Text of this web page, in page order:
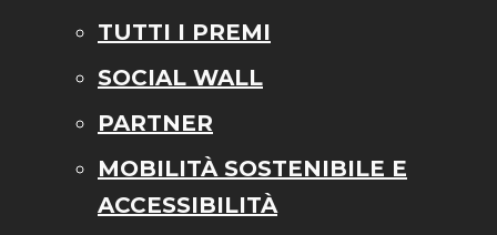
TUTTI I PREMI
SOCIAL WALL
PARTNER
MOBILITÀ SOSTENIBILE E
ACCESSIBILITÀ